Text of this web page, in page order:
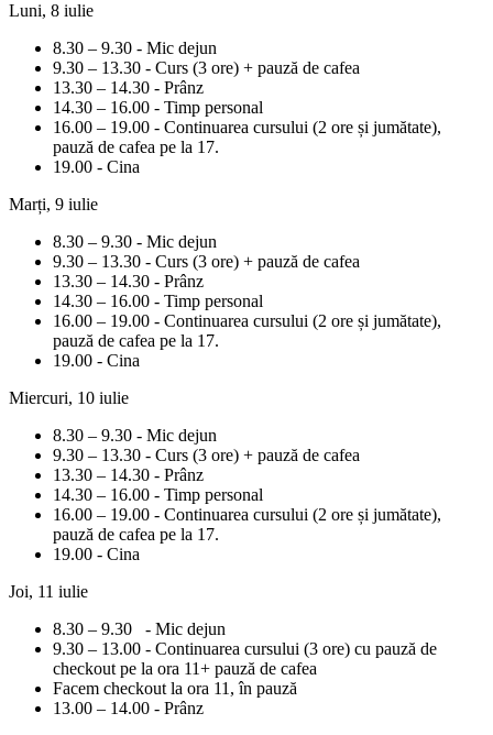
Luni, 8 iulie
8.30 – 9.30 - Mic dejun
9.30 – 13.30 - Curs (3 ore) + pauză de cafea
13.30 – 14.30 - Prânz
14.30 – 16.00 - Timp personal
16.00 – 19.00 - Continuarea cursului (2 ore și jumătate),
pauză de cafea pe la 17.
19.00 - Cina
Marți, 9 iulie
8.30 – 9.30 - Mic dejun
9.30 – 13.30 - Curs (3 ore) + pauză de cafea
13.30 – 14.30 - Prânz
14.30 – 16.00 - Timp personal
16.00 – 19.00 - Continuarea cursului (2 ore și jumătate),
pauză de cafea pe la 17.
19.00 - Cina
Miercuri, 10 iulie
8.30 – 9.30 - Mic dejun
9.30 – 13.30 - Curs (3 ore) + pauză de cafea
13.30 – 14.30 - Prânz
14.30 – 16.00 - Timp personal
16.00 – 19.00 - Continuarea cursului (2 ore și jumătate),
pauză de cafea pe la 17.
19.00 - Cina
Joi, 11 iulie
8.30 – 9.30 - Mic dejun
9.30 – 13.00 - Continuarea cursului (3 ore) cu pauză de
checkout pe la ora 11+ pauză de cafea
Facem checkout la ora 11, în pauză
13.00 – 14.00 - Prânz